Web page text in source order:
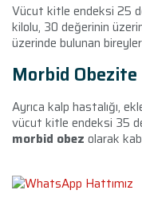
Vücut kitle endeksi 25
kilolu, 30 değerinin
üzerinde bulunan
Morbid
Ayrıca kalp hastalığı,
vücut kitle endeksi 35
morbid obez olarak